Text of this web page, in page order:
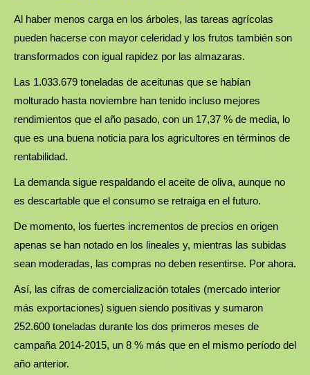
Al haber menos carga en los árboles, las tareas agrícolas
pueden hacerse con mayor celeridad y los frutos también son
transformados con igual rapidez por las almazaras.
Las 1.033.679 toneladas de aceitunas que se habían
molturado hasta noviembre han tenido incluso mejores
rendimientos que el año pasado, con un 17,37 % de media, lo
que es una buena noticia para los agricultores en términos de
rentabilidad.
La demanda sigue respaldando el aceite de oliva, aunque no
es descartable que el consumo se retraiga en el futuro.
De momento, los fuertes incrementos de precios en origen
apenas se han notado en los lineales y, mientras las subidas
sean moderadas, las compras no deben resentirse. Por ahora.
Así, las cifras de comercialización totales (mercado interior
más exportaciones) siguen siendo positivas y sumaron
252.600 toneladas durante los dos primeros meses de
campaña 2014-2015, un 8 % más que en el mismo período del
año anterior.